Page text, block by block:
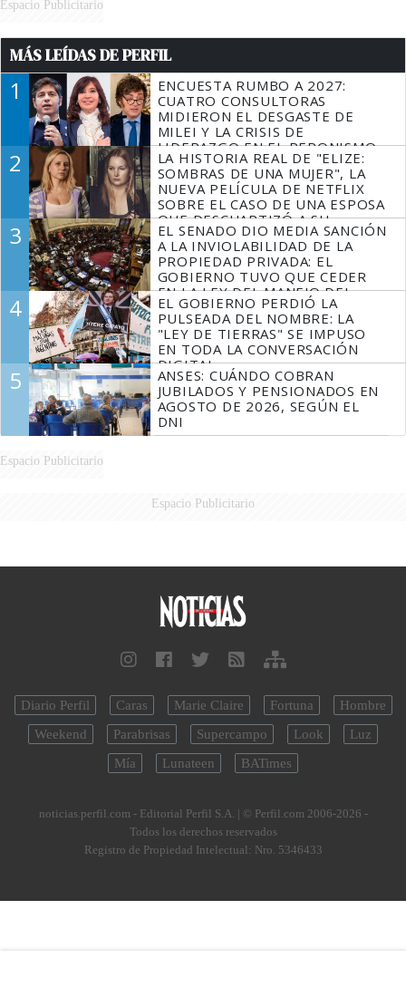
Espacio Publicitario
MÁS LEÍDAS DE PERFIL
1
ENCUESTA RUMBO A 2027:
CUATRO CONSULTORAS
MIDIERON EL DESGASTE DE
MILEI Y LA CRISIS DE
LIDERAZGO EN EL PERONISMO
2
LA HISTORIA REAL DE "ELIZE:
SOMBRAS DE UNA MUJER", LA
NUEVA PELÍCULA DE NETFLIX
SOBRE EL CASO DE UNA ESPOSA
QUE DESCUARTIZÓ A SU
MARIDO
3
EL SENADO DIO MEDIA SANCIÓN
A LA INVIOLABILIDAD DE LA
PROPIEDAD PRIVADA: EL
GOBIERNO TUVO QUE CEDER
EN LA LEY DEL MANEJO DEL
FUEGO
4
EL GOBIERNO PERDIÓ LA
PULSEADA DEL NOMBRE: LA
"LEY DE TIERRAS" SE IMPUSO
EN TODA LA CONVERSACIÓN
DIGITAL
5
ANSES: CUÁNDO COBRAN
JUBILADOS Y PENSIONADOS EN
AGOSTO DE 2026, SEGÚN EL
DNI
Espacio Publicitario
Espacio Publicitario
Diario Perfil Caras Marie Claire Fortuna
Hombre
Weekend
Parabrisas Supercampo Look
Luz
Mía
Lunateen BATimes
noticias.perfil.com - Editorial Perfil S.A. | © Perfil.com 2006-2026 -
Todos los derechos reservados
Registro de Propiedad Intelectual: Nro. 5346433